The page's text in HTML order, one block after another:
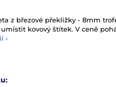
z březové překližky - 8mm
umístit kovový štítek. V ceně
›